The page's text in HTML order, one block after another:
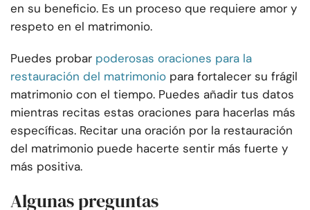
en su beneficio. Es un proceso que requiere amor y
respeto en el matrimonio.
Puedes probar poderosas oraciones para la
restauración del matrimonio para fortalecer su frágil
matrimonio con el tiempo. Puedes añadir tus datos
mientras recitas estas oraciones para hacerlas más
específicas. Recitar una oración por la restauración
del matrimonio puede hacerte sentir más fuerte y
más positiva.
Algunas preguntas